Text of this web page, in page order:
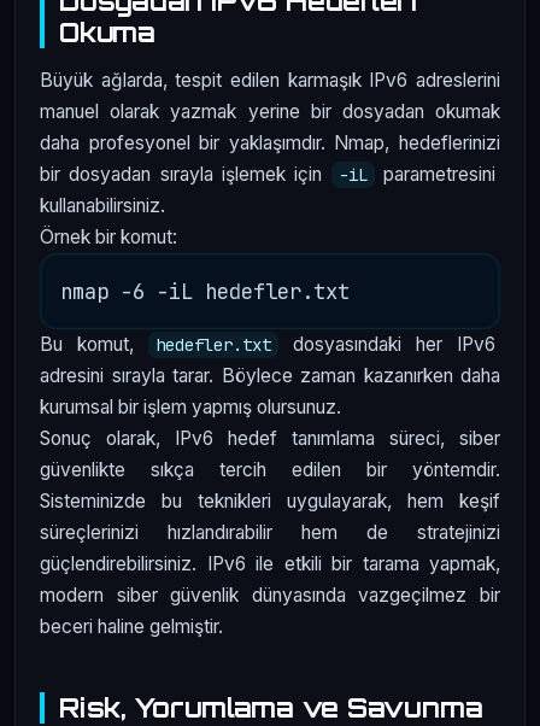
Okuma
Büyük ağlarda, tespit edilen karmaşık IPv6 adreslerini
manuel olarak yazmak yerine bir dosyadan okumak
daha profesyonel bir yaklaşımdır. Nmap, hedeflerinizi
bir dosyadan sırayla işlemek için
-iL
parametresini
kullanabilirsiniz.
Örnek bir komut:
Bu komut, hedefler.txt
dosyasındaki her IPv6
adresini sırayla tarar. Böylece zaman kazanırken daha
kurumsal bir işlem yapmış olursunuz.
Sonuç olarak, IPv6 hedef tanımlama süreci, siber
güvenlikte sıkça tercih edilen bir yöntemdir.
Sisteminizde bu teknikleri uygulayarak, hem keşif
süreçlerinizi hızlandırabilir hem de stratejinizi
güçlendirebilirsiniz. IPv6 ile etkili bir tarama yapmak,
modern siber güvenlik dünyasında vazgeçilmez bir
beceri haline gelmiştir.
Risk, Yorumlama ve Savunma